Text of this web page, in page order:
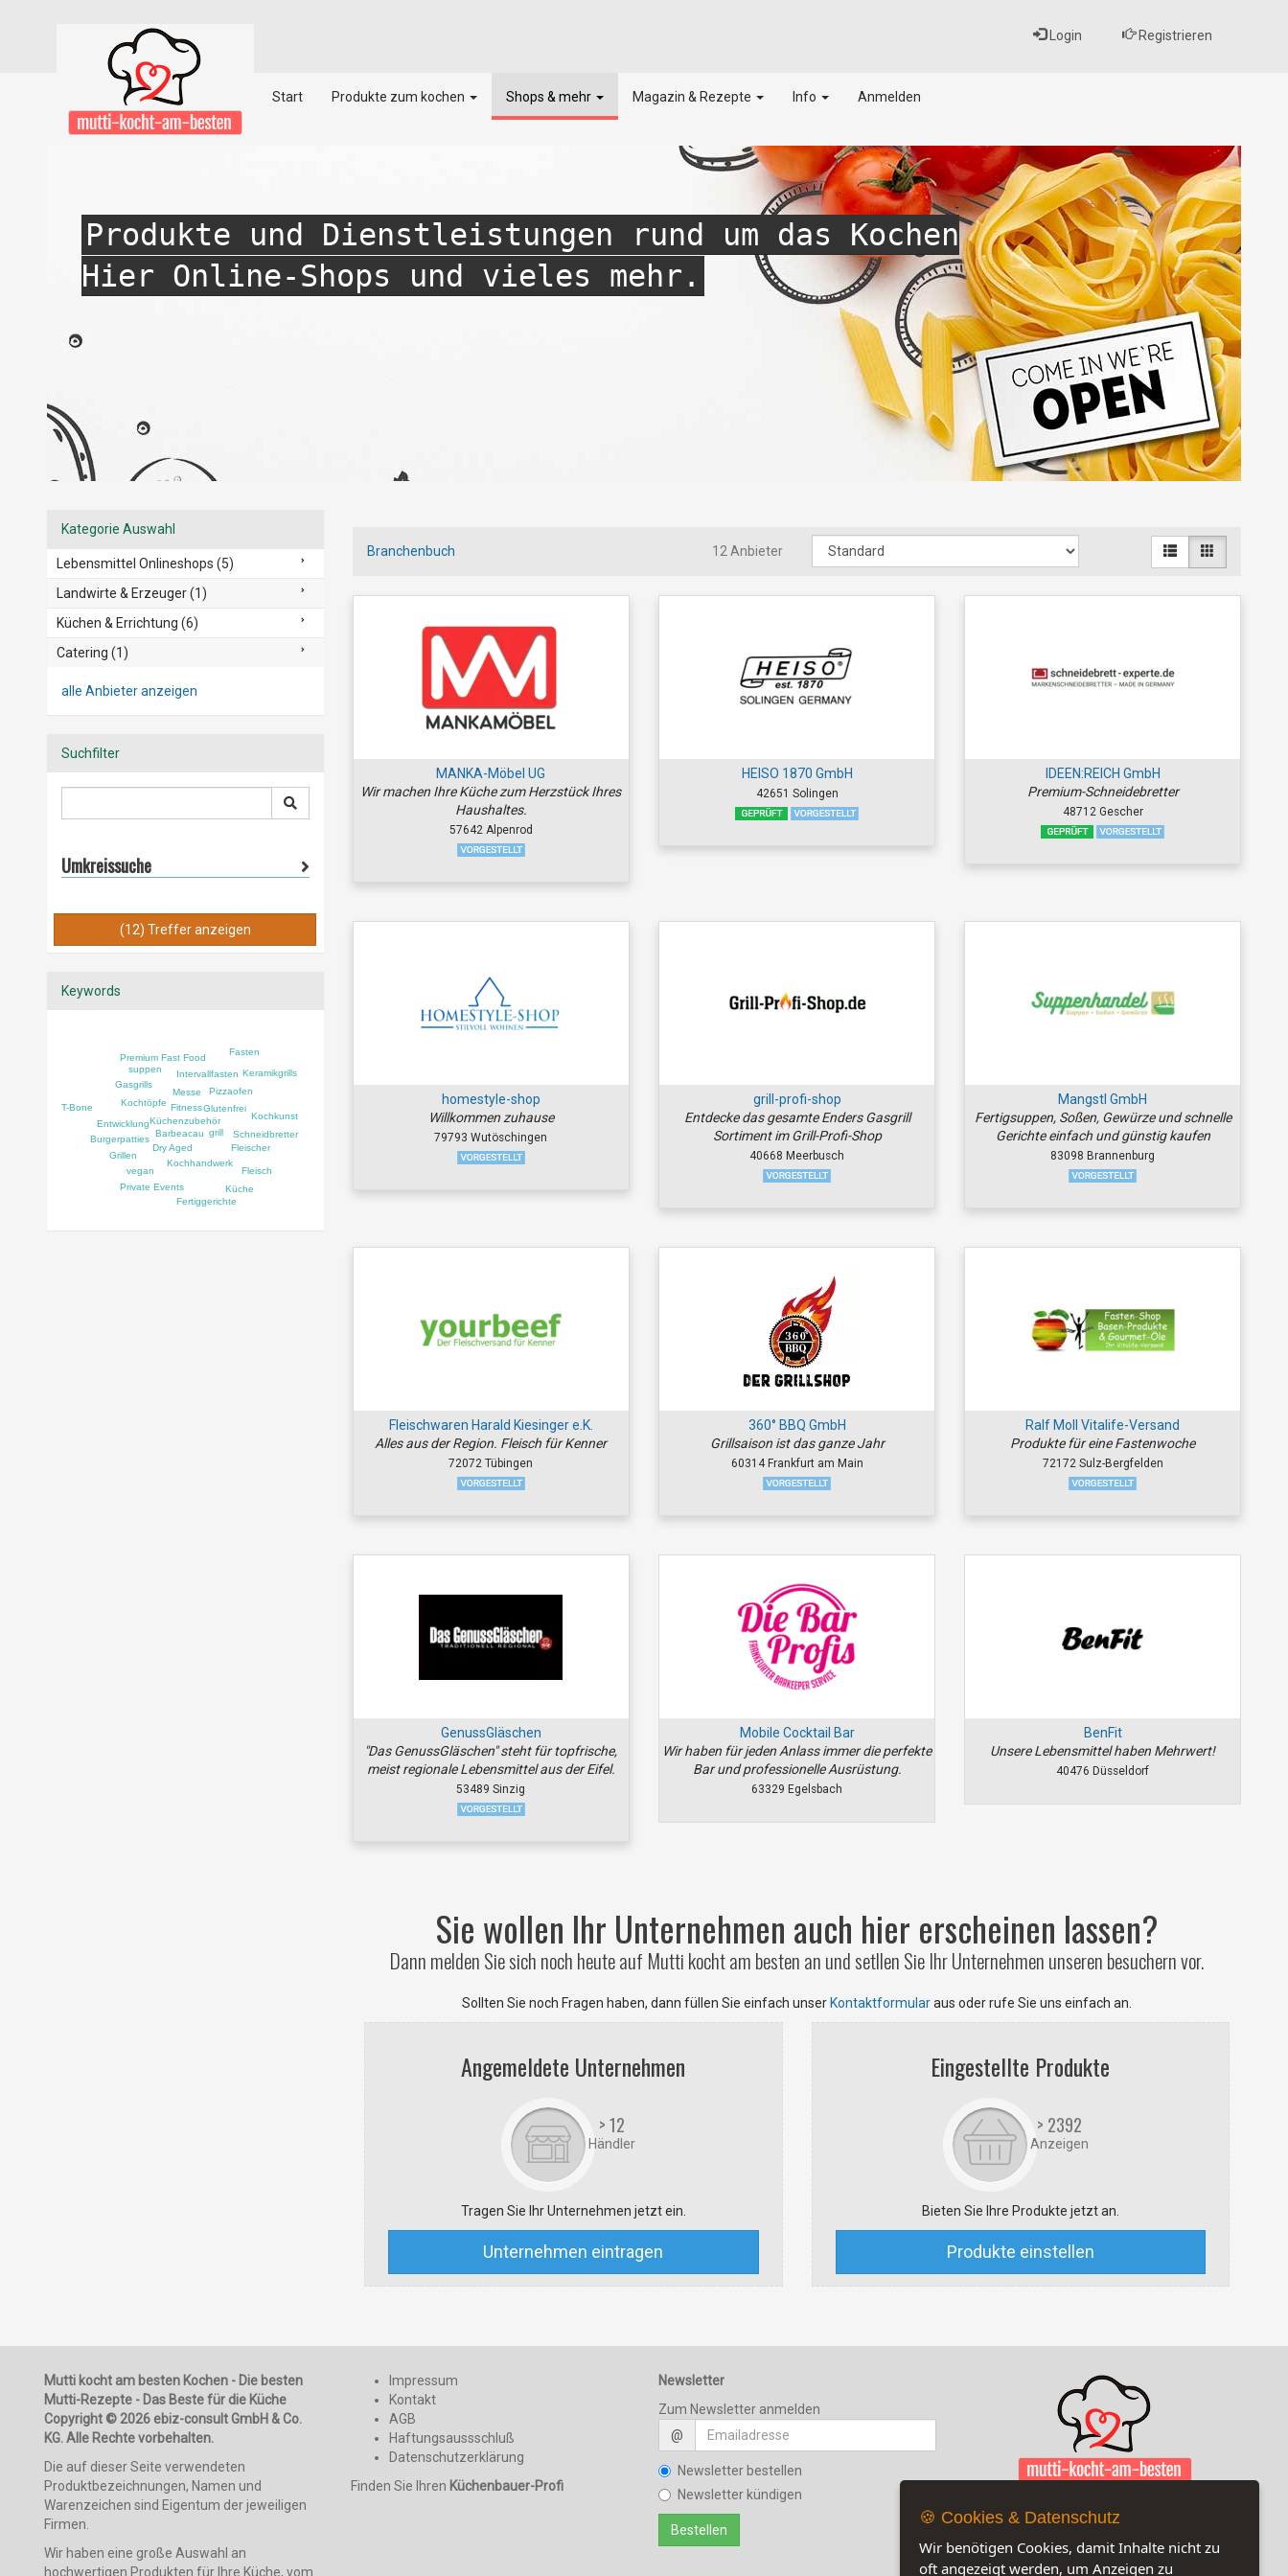
Login Registrieren
Start Produkte zum kochen Shops & mehr Magazin & Rezepte Info Anmelden
Produkte und Dienstleistungen rund um das Kochen
Hier Online-Shops und vieles mehr.
Branchenbuch 12 Anbieter
MANKA-Möbel UG
Wir machen Ihre Küche zum Herzstück Ihres
Haushaltes.
57642 Alpenrod
HEISO 1870 GmbH
42651 Solingen
IDEEN:REICH GmbH
Premium-Schneidebretter
48712 Gescher
homestyle-shop
Willkommen zuhause
79793 Wutöschingen
grill-profi-shop
Entdecke das gesamte Enders Gasgrill
Sortiment im Grill-Profi-Shop
40668 Meerbusch
Mangstl GmbH
Fertigsuppen, Soßen, Gewürze und schnelle
Gerichte einfach und günstig kaufen
83098 Brannenburg
Fleischwaren Harald Kiesinger e.K.
Alles aus der Region. Fleisch für Kenner
72072 Tübingen
360° BBQ GmbH
Grillsaison ist das ganze Jahr
60314 Frankfurt am Main
Ralf Moll Vitalife-Versand
Produkte für eine Fastenwoche
72172 Sulz-Bergfelden
GenussGläschen
"Das GenussGläschen" steht für topfrische,
meist regionale Lebensmittel aus der Eifel.
53489 Sinzig
Mobile Cocktail Bar
Wir haben für jeden Anlass immer die perfekte
Bar und professionelle Ausrüstung.
63329 Egelsbach
BenFit
Unsere Lebensmittel haben Mehrwert!
40476 Düsseldorf
Sie wollen Ihr Unternehmen auch hier erscheinen lassen?
Dann melden Sie sich noch heute auf Mutti kocht am besten an und setllen Sie Ihr Unternehmen unseren besuchern vor.
Sollten Sie noch Fragen haben, dann füllen Sie einfach unser Kontaktformularaus oder rufe Sie uns einfach an.
Angemeldete Unternehmen
> 12
Händler
Tragen Sie Ihr Unternehmen jetzt ein.
Unternehmen eintragen
Eingestellte Produkte
> 2392
Anzeigen
Bieten Sie Ihre Produkte jetzt an.
Produkte einstellen
Kategorie Auswahl
Lebensmittel Onlineshops (5)
Landwirte & Erzeuger (1)
Küchen & Errichtung (6)
Catering (1)
alle Anbieter anzeigen
Suchfilter
Umkreissuche
(12) Treffer anzeigen
Keywords
Küchenzubehör
Fitness
Barbeacau
Dry Aged
Messe
Kochtöpfe
Kochhandwerk
Intervallfasten
Pizzaofen
Burgerpatties
grill
Entwicklung
Premium Fast Food
Glutenfrei
Gasgrills
Fleischer
suppen
Schneidbretter
vegan
Grillen
Fleisch
Private Events
Küche
Kochkunst
Fasten
Keramikgrills
T-Bone
Fertiggerichte
Mutti kocht am besten Kochen - Die besten
Mutti-Rezepte - Das Beste für die Küche
Copyright © 2026 ebiz-consult GmbH & Co.
KG. Alle Rechte vorbehalten.
Die auf dieser Seite verwendeten
Produktbezeichnungen, Namen und
Warenzeichen sind Eigentum der jeweiligen
Firmen.
Wir haben eine große Auswahl an
hochwertigen Produkten für Ihre Küche, vom
Impressum
Kontakt
AGB
Haftungsaussschluß
Datenschutzerklärung
Finden Sie Ihren Küchenbauer-Profi
Newsletter
Zum Newsletter anmelden
@
Newsletter bestellen
Newsletter kündigen
🍪 Cookies & Datenschutz
Wir benötigen Cookies, damit Inhalte nicht zu
oft angezeigt werden, um Anzeigen zu